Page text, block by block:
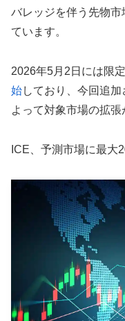
バレッジを伴う先物
ています。
2026年5月2日には限
始しており、今回追
よって対象市場の拡張
ICE、予測市場に最大